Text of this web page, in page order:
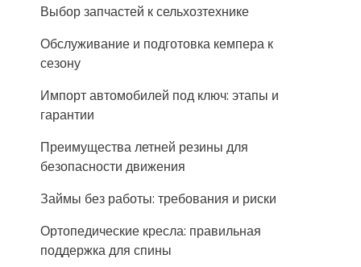
Выбор запчастей к сельхозтехнике
Обслуживание и подготовка кемпера к
сезону
Импорт автомобилей под ключ: этапы и
гарантии
Преимущества летней резины для
безопасности движения
Займы без работы: требования и риски
Ортопедические кресла: правильная
поддержка для спины